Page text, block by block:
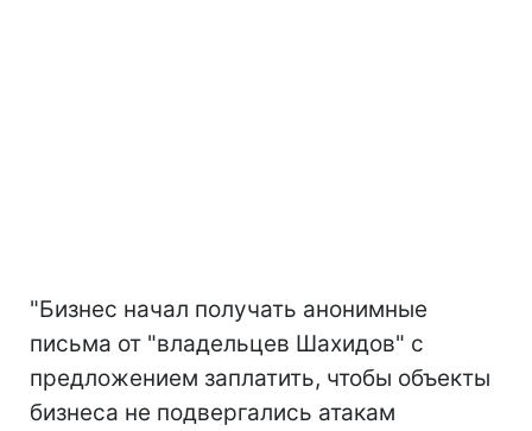
"Бизнес начал получать анонимные
письма от "владельцев Шахидов" с
предложением заплатить, чтобы объекты
бизнеса не подвергались атакам